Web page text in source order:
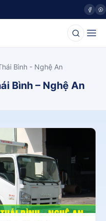
Bình - Nghệ An
Bình – Nghệ An